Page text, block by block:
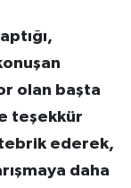
olan başta
teşekkür
tebrik ederek,
daha